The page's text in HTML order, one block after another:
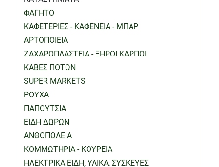
ΦΑΓΗΤΟ
ΚΑΦΕΤΕΡΙΕΣ - ΚΑΦΕΝΕΙΑ - ΜΠΑΡ
ΑΡΤΟΠΟΙΕΙΑ
ΖΑΧΑΡΟΠΛΑΣΤΕΙΑ - ΞΗΡΟΙ ΚΑΡΠΟΙ
ΚΑΒΕΣ ΠΟΤΩΝ
SUPER MARKETS
ΡΟΥΧΑ
ΠΑΠΟΥΤΣΙΑ
ΕΙΔΗ ΔΩΡΩΝ
ΑΝΘΟΠΩΛΕΙΑ
ΚΟΜΜΩΤΗΡΙΑ - ΚΟΥΡΕΙΑ
ΗΛΕΚΤΡΙΚΑ ΕΙΔΗ, ΥΛΙΚΑ, ΣΥΣΚΕΥΕΣ